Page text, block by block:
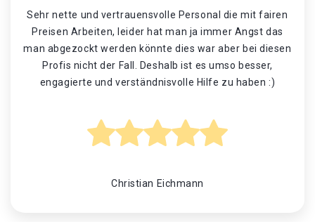
Sehr nette und vertrauensvolle Personal die mit fairen
Preisen Arbeiten, leider hat man ja immer Angst das
man abgezockt werden könnte dies war aber bei diesen
Profis nicht der Fall. Deshalb ist es umso besser,
engagierte und verständnisvolle Hilfe zu haben :)
Christian Eichmann